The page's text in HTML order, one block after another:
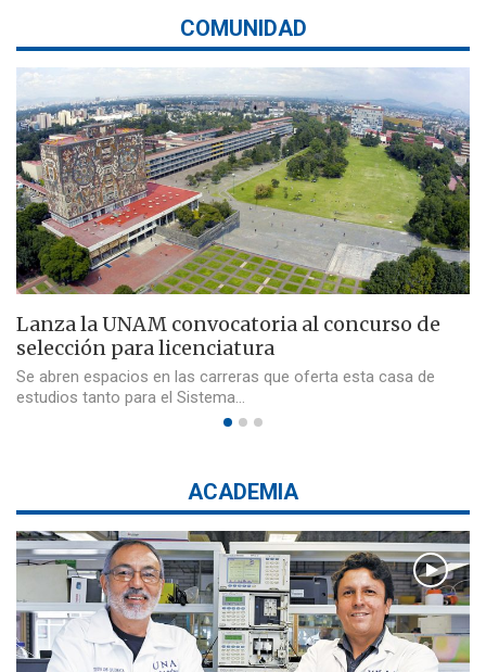
COMUNIDAD
Lanza la UNAM convocatoria al concurso de
selección para licenciatura
Se abren espacios en las carreras que oferta esta casa de
estudios tanto para el Sistema…
ACADEMIA